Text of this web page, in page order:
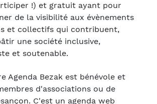
!) et gratuit ayant pour
de la visibilité aux évènements
et collectifs qui contribuent,
une société inclusive,
et soutenable.
Agenda Bezak est bénévole et
d'associations ou de
C'est un agenda web